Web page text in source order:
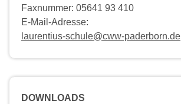
Faxnummer: 05641 93 410
E-Mail-Adresse:
laurentius-schule@cww-paderborn.de
DOWNLOADS